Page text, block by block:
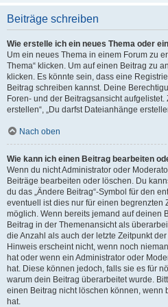
Beiträge schreiben
Wie erstelle ich ein neues Thema oder
Um ein neues Thema in einem Forum zu
Thema“ klicken. Um auf einen Beitrag zu
klicken. Es könnte sein, dass eine
Beitrag schreiben kannst. Deine
Foren- und der Beitragsansicht aufgelistet.
erstellen“, „Du darfst Dateianhänge
Nach oben
Wie kann ich einen Beitrag bearbeiten
Wenn du nicht Administrator oder
Beiträge bearbeiten oder löschen. Du
du das „Ändere Beitrag“-Symbol für den
eventuell ist dies nur für einen begrenzten
möglich. Wenn bereits jemand auf deinen
Beitrag in der Themenansicht als
die Anzahl als auch der letzte Zeitpunkt
Hinweis erscheint nicht, wenn noch
hat oder wenn ein Administrator oder
hat. Diese können jedoch, falls sie es für
warum dein Beitrag überarbeitet wurde.
einen Beitrag nicht löschen können, wenn
hat.